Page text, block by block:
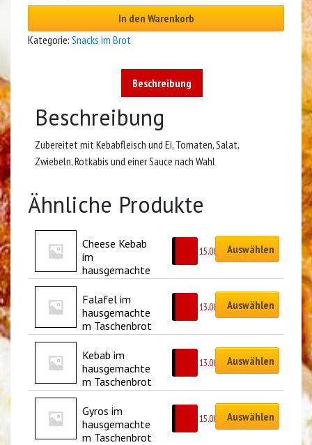
In den Warenkorb
Kategorie: Snacks im Brot
Beschreibung
Beschreibung
Zubereitet mit Kebabfleisch und Ei, Tomaten, Salat,
Zwiebeln, Rotkabis und einer Sauce nach Wahl
Ähnliche Produkte
Cheese Kebab
im
hausgemachte
m Taschenbrot
15.00 Auswählen
Falafel im
hausgemachte
m Taschenbrot
13.00 Auswählen
Kebab im
hausgemachte
m Taschenbrot
13.00 Auswählen
Gyros im
hausgemachte
m Taschenbrot
15.00 Auswählen